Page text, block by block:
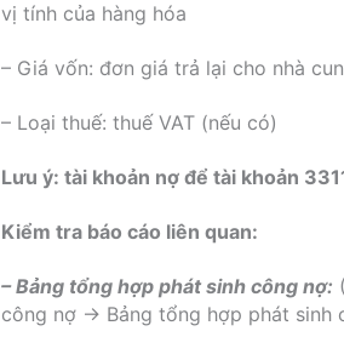
vị tính của hàng hóa
– Giá vốn: đơn giá trả lại cho nhà
– Loại thuế: thuế VAT (nếu có)
Lưu ý: tài khoản nợ để tài khoản
Kiểm tra báo cáo liên quan:
– Bảng tổng hợp phát sinh công nợ:
công nợ → Bảng tổng hợp phát sinh